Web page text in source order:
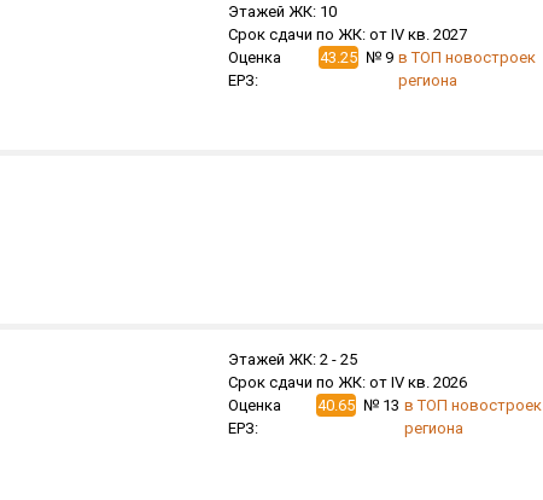
Этажей ЖК: 10
Срок сдачи по ЖК: от IV кв. 2027
Оценка
ЕРЗ:
43.25 № 9 в ТОП новостроек
региона
Этажей ЖК: 2 - 25
Срок сдачи по ЖК: от IV кв. 2026
Оценка
ЕРЗ:
40.65 № 13 в ТОП новостроек
региона